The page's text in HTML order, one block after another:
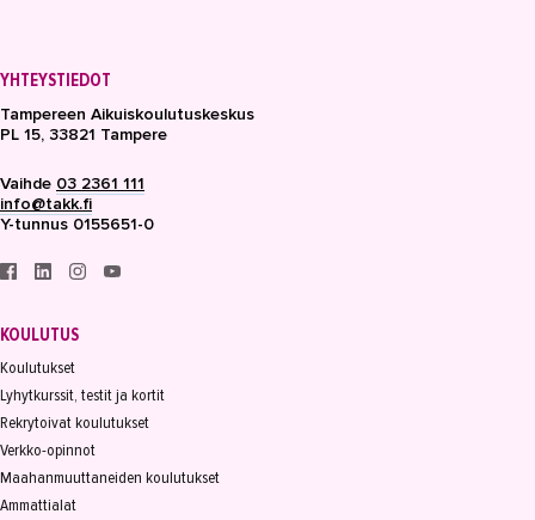
YHTEYSTIEDOT
Tampereen Aikuiskoulutuskeskus
PL 15, 33821 Tampere
Vaihde 03 2361 111
info@takk.fi
Y-tunnus 0155651-0
KOULUTUS
Koulutukset
Lyhytkurssit, testit ja kortit
Rekrytoivat koulutukset
Verkko-opinnot
Maahanmuuttaneiden koulutukset
Ammattialat